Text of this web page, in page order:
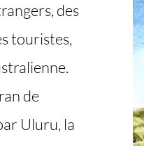
des
touristes,
de
Uluru, la